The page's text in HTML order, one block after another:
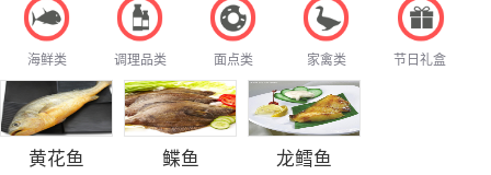
海鲜类 调理品类 面点类 家禽类 节日礼盒
黄花鱼 鲽鱼 龙鳕鱼